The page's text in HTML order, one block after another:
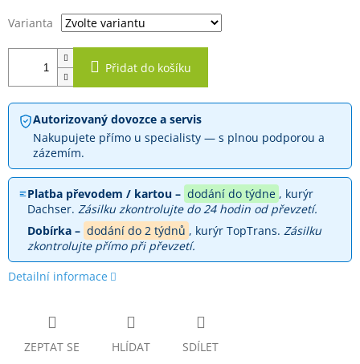
Varianta
Přidat do košíku
Autorizovaný dovozce a servis
Nakupujete přímo u specialisty — s plnou podporou a
zázemím.
Platba převodem / kartou – dodání do týdne , kurýr
Dachser. Zásilku zkontrolujte do 24 hodin od převzetí.
Dobírka – dodání do 2 týdnů , kurýr TopTrans. Zásilku
zkontrolujte přímo při převzetí.
Detailní informace
ZEPTAT SE HLÍDAT SDÍLET